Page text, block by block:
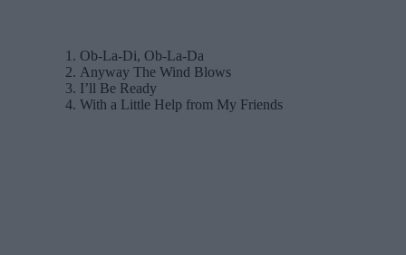
Ob-La-Di, Ob-La-Da
Anyway The Wind Blows
I’ll Be Ready
With a Little Help from My Friends